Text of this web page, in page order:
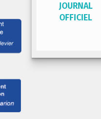
JOURNAL
OFFICIEL